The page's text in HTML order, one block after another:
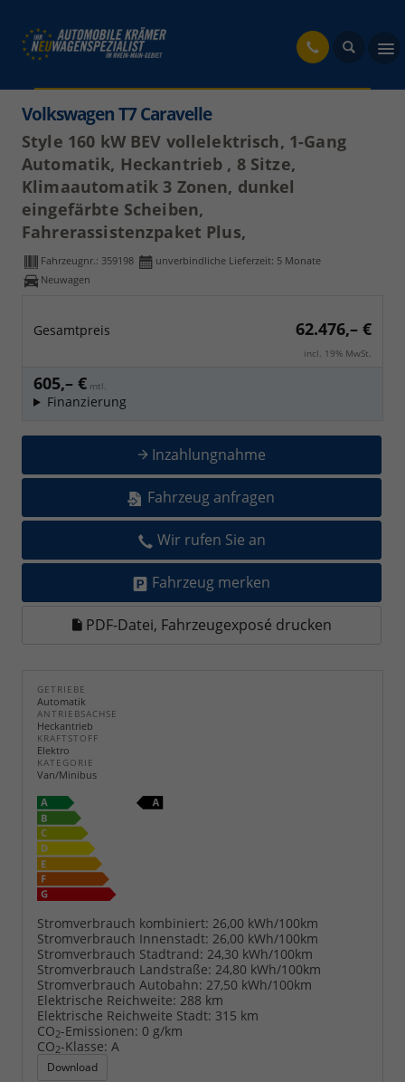
Volkswagen T7 Caravelle
Style 160 kW BEV vollelektrisch, 1-Gang
Automatik, Heckantrieb , 8 Sitze,
Klimaautomatik 3 Zonen, dunkel
eingefärbte Scheiben,
Fahrerassistenzpaket Plus,
Fahrzeugnr.: 359198 unverbindliche Lieferzeit: 5 Monate
Neuwagen
Gesamtpreis 62.476,– €
incl. 19% MwSt.
605,– € mtl.
Finanzierung
Inzahlungnahme
Fahrzeug anfragen
Wir rufen Sie an
Fahrzeug merken
PDF-Datei, Fahrzeugexposé drucken
GETRIEBE
Automatik
ANTRIEBSACHSE
Heckantrieb
KRAFTSTOFF
Elektro
KATEGORIE
Van/Minibus
Stromverbrauch kombiniert: 26,00 kWh/100km
Stromverbrauch Innenstadt: 26,00 kWh/100km
Stromverbrauch Stadtrand: 24,30 kWh/100km
Stromverbrauch Landstraße: 24,80 kWh/100km
Stromverbrauch Autobahn: 27,50 kWh/100km
Elektrische Reichweite: 288 km
Elektrische Reichweite Stadt: 315 km
CO2-Emissionen: 0 g/km
CO2-Klasse: A
Download